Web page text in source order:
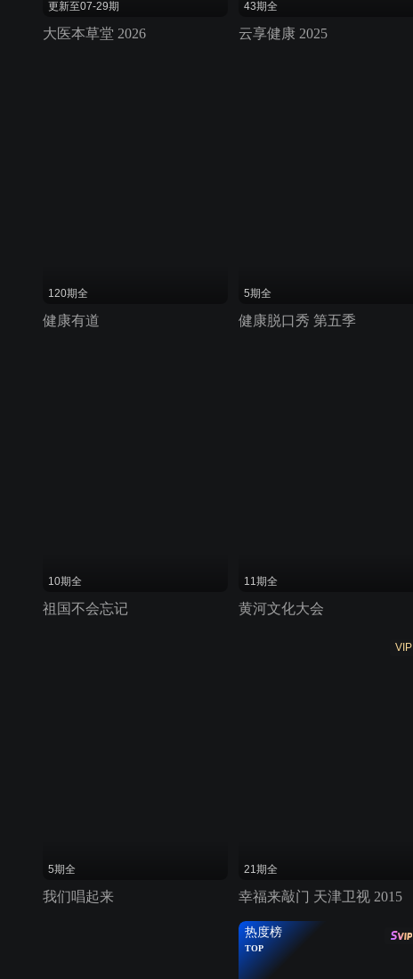
更新至07-29期
大医本草堂 2026
43期全
云享健康 2025
120期全
健康有道
5期全
健康脱口秀 第五季
10期全
祖国不会忘记
11期全
黄河文化大会
5期全
我们唱起来
VIP
21期全
幸福来敲门 天津卫视 2015
热度榜
TOP